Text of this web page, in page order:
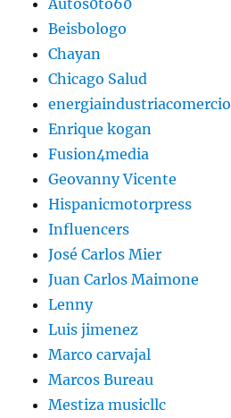
Beisbologo
Chayan
Chicago Salud
energiaindustriacomercio
Enrique kogan
Fusion4media
Geovanny Vicente
Hispanicmotorpress
Influencers
José Carlos Mier
Juan Carlos Maimone
Lenny
Luis jimenez
Marco carvajal
Marcos Bureau
Mestiza musicllc